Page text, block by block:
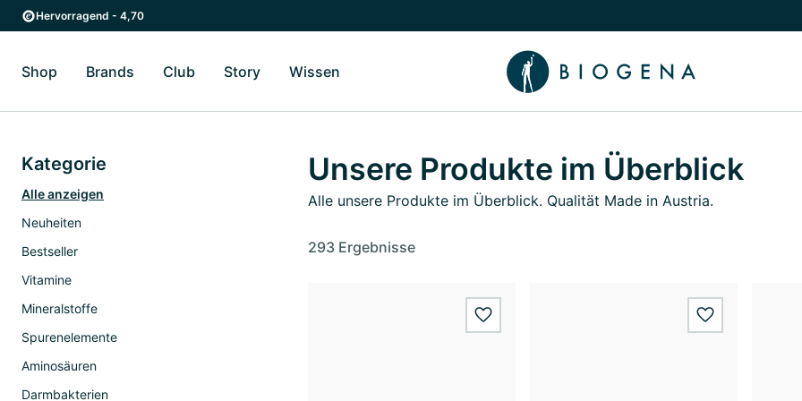
Zum Hauptinhalt springen
Zur Hauptnavigation springen
Hervorragend - 4,70
Shop Zum Untermenü Shop umschalten
Brands Zum Untermenü Brands umschalten
Club Zum Untermenü Club umschalten
Story Zum Untermenü Story umschalten
Wissen Zum Untermenü Wissen umschalten
Unsere Produkte im Überblick
Alle unsere Produkte im Überblick. Qualität Made in Austria.
293 Ergebnisse
wishlist.add wishlist.add
Kategorie
Alle anzeigen
Neuheiten
Bestseller
Vitamine
Mineralstoffe
Spurenelemente
Aminosäuren
Darmbakterien